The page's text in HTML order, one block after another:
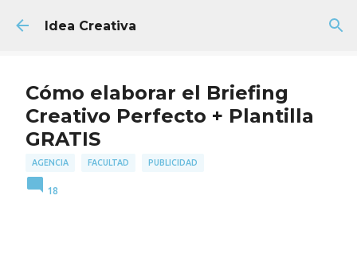
Ir al contenido principal
Idea Creativa
Cómo elaborar el Briefing
Creativo Perfecto + Plantilla
GRATIS
AGENCIA FACULTAD PUBLICIDAD
18